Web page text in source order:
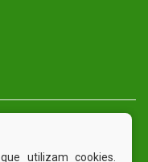
utilizam cookies.